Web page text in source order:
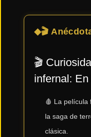
TENDENCIAS
🎬
🎬
infernal:
🩸 La película
la saga de
clásica.